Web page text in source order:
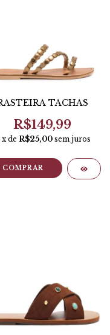
TACHAS
R$149,99
x de R$25,00 sem juros
COMPRAR